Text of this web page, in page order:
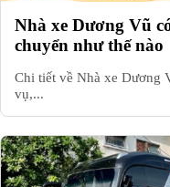
Nhà xe Dương Vũ
chuyển như thế nào
Chi tiết về Nhà xe Dương
vụ,...